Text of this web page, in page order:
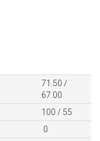
71.50 /
67.00
100 / 55
0